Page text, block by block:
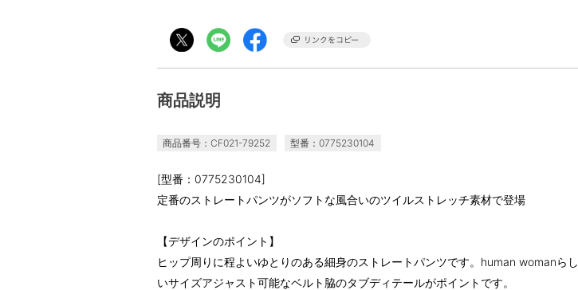
商品説明
商品番号：CF021-79252 型番：0775230104
[型番：0775230104]
定番のストレートパンツがソフトな風合いのツイルストレッチ素材で登場
【デザインのポイント】
ヒップ周りに程よいゆとりのある細身のストレートパンツです。human womanらし
いサイズアジャスト可能なベルト脇のタブディテールがポイントです。